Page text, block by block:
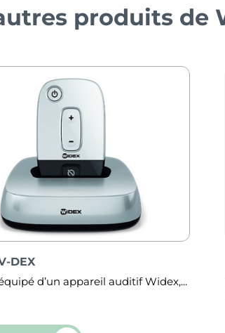
produits de
Play
profiter pleinement de vos